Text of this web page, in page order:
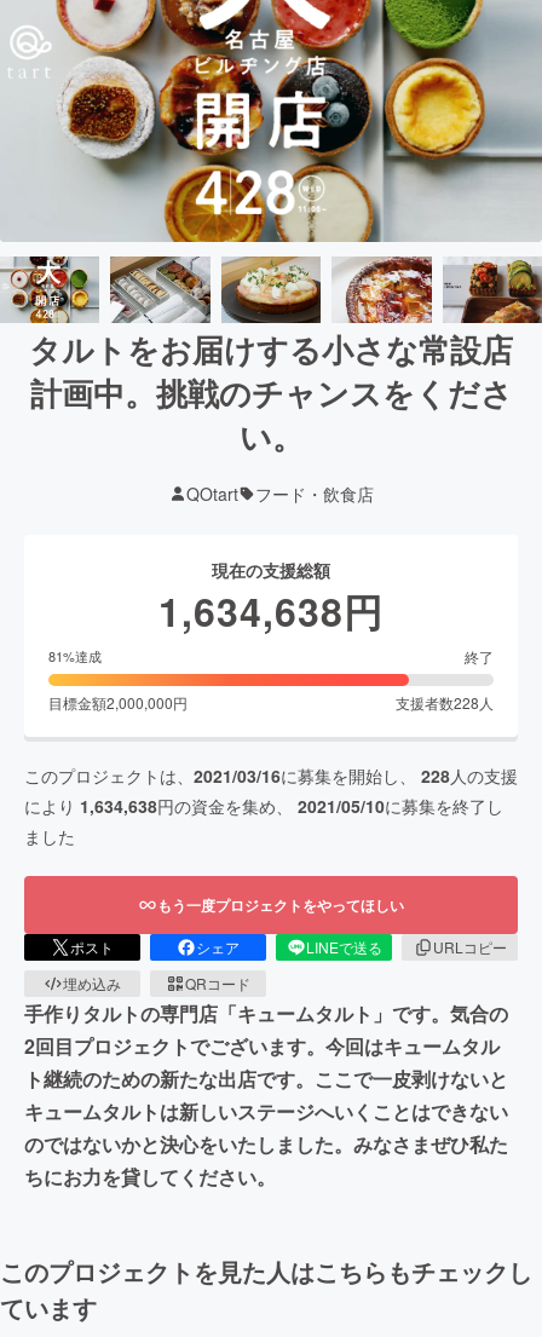
タルトをお届けする小さな常設店
計画中。挑戦のチャンスをくださ
い。
QOtart フード・飲食店
現在の支援総額
1,634,638円
81%達成 終了
目標金額2,000,000円 支援者数228 人
このプロジェクトは、 2021/03/16に募集を開始し、 228人の支援
により 1,634,638円の資金を集め、 2021/05/10に募集を終了し
ました
もう一度プロジェクトをやってほしい
ポスト シェア LINEで送る
URLコピー
埋め込み
QRコード
手作りタルトの専門店「キュームタルト」です。気合の
2回目プロジェクトでございます。今回はキュームタル
ト継続のための新たな出店です。ここで一皮剥けないと
キュームタルトは新しいステージへいくことはできない
のではないかと決心をいたしました。みなさまぜひ私た
ちにお力を貸してください。
このプロジェクトを見た人はこちらもチェックし
ています